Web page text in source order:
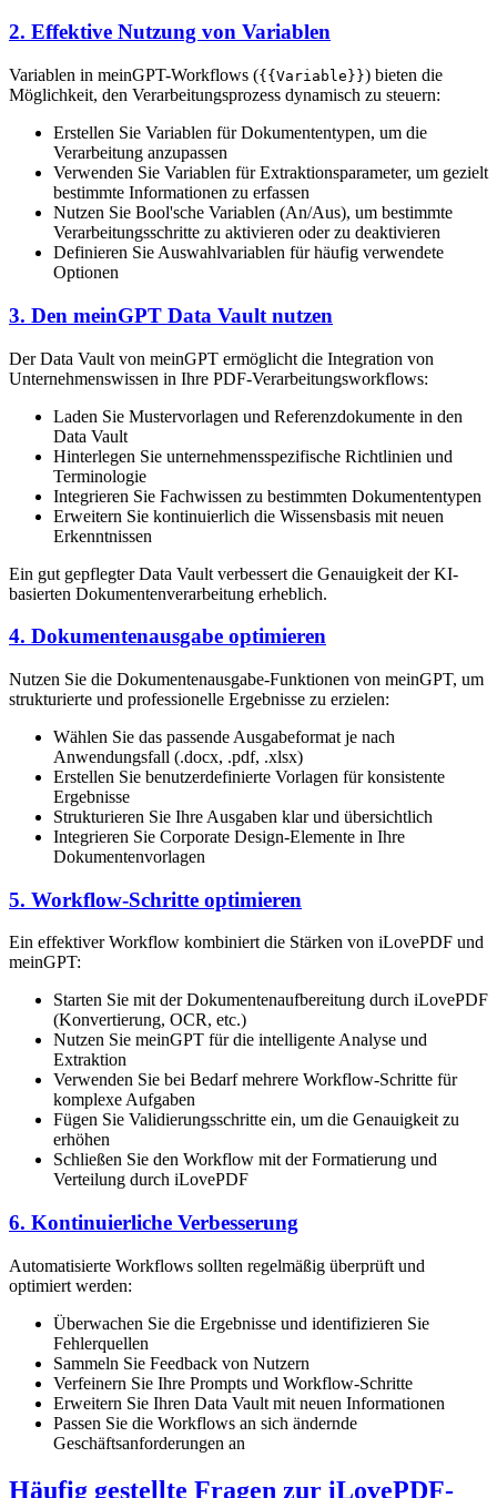
2. Effektive Nutzung von Variablen
Variablen in meinGPT-Workflows ({{Variable}}) bieten die
Möglichkeit, den Verarbeitungsprozess dynamisch zu steuern:
Erstellen Sie Variablen für Dokumententypen, um die
Verarbeitung anzupassen
Verwenden Sie Variablen für Extraktionsparameter, um gezielt
bestimmte Informationen zu erfassen
Nutzen Sie Bool'sche Variablen (An/Aus), um bestimmte
Verarbeitungsschritte zu aktivieren oder zu deaktivieren
Definieren Sie Auswahlvariablen für häufig verwendete
Optionen
3. Den meinGPT Data Vault nutzen
Der Data Vault von meinGPT ermöglicht die Integration von
Unternehmenswissen in Ihre PDF-Verarbeitungsworkflows:
Laden Sie Mustervorlagen und Referenzdokumente in den
Data Vault
Hinterlegen Sie unternehmensspezifische Richtlinien und
Terminologie
Integrieren Sie Fachwissen zu bestimmten Dokumententypen
Erweitern Sie kontinuierlich die Wissensbasis mit neuen
Erkenntnissen
Ein gut gepflegter Data Vault verbessert die Genauigkeit der KI-
basierten Dokumentenverarbeitung erheblich.
4. Dokumentenausgabe optimieren
Nutzen Sie die Dokumentenausgabe-Funktionen von meinGPT, um
strukturierte und professionelle Ergebnisse zu erzielen:
Wählen Sie das passende Ausgabeformat je nach
Anwendungsfall (.docx, .pdf, .xlsx)
Erstellen Sie benutzerdefinierte Vorlagen für konsistente
Ergebnisse
Strukturieren Sie Ihre Ausgaben klar und übersichtlich
Integrieren Sie Corporate Design-Elemente in Ihre
Dokumentenvorlagen
5. Workflow-Schritte optimieren
Ein effektiver Workflow kombiniert die Stärken von iLovePDF und
meinGPT:
Starten Sie mit der Dokumentenaufbereitung durch iLovePDF
(Konvertierung, OCR, etc.)
Nutzen Sie meinGPT für die intelligente Analyse und
Extraktion
Verwenden Sie bei Bedarf mehrere Workflow-Schritte für
komplexe Aufgaben
Fügen Sie Validierungsschritte ein, um die Genauigkeit zu
erhöhen
Schließen Sie den Workflow mit der Formatierung und
Verteilung durch iLovePDF
6. Kontinuierliche Verbesserung
Automatisierte Workflows sollten regelmäßig überprüft und
optimiert werden:
Überwachen Sie die Ergebnisse und identifizieren Sie
Fehlerquellen
Sammeln Sie Feedback von Nutzern
Verfeinern Sie Ihre Prompts und Workflow-Schritte
Erweitern Sie Ihren Data Vault mit neuen Informationen
Passen Sie die Workflows an sich ändernde
Geschäftsanforderungen an
Häufig gestellte Fragen zur iLovePDF-